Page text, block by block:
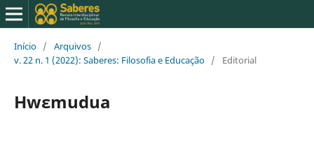
Início / Arquivos /
v. 22 n. 1 (2022): Saberes: Filosofia e Educação / Editorial
Hwɛmudua